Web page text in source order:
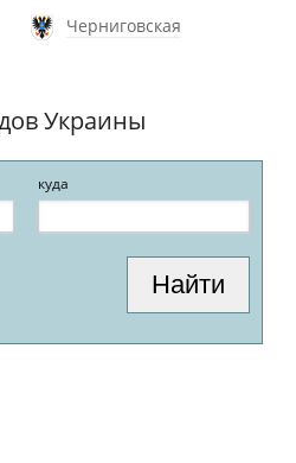
Черниговская
Украины
куда